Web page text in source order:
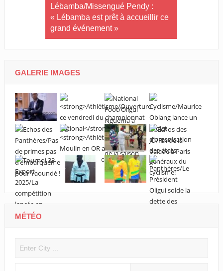
Lébamba/Missengué Pendy :
« Lébamba est prêt à accueillir ce
grand événement »
GALERIE IMAGES
MÉTÉO